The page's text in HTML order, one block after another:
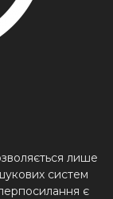
лише
систем
є